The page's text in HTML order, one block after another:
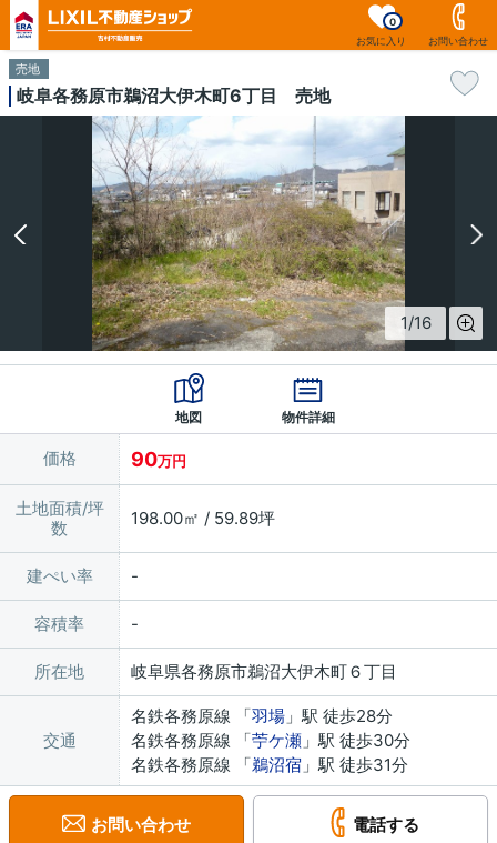
お気に入り
0
お問い合わせ
売地
岐阜各務原市鵜沼大伊木町6丁目 売地
1/16
地図 物件詳細
価格 90万円
土地面積/坪
数
198.00㎡ / 59.89坪
建ぺい率
容積率
所在地 岐阜県各務原市鵜沼大伊木町６丁目
交通
名鉄各務原線 「羽場 」駅 徒歩28分
名鉄各務原線 「苧ケ瀬 」駅 徒歩30分
名鉄各務原線 「鵜沼宿 」駅 徒歩31分
お問い合わせ 電話する